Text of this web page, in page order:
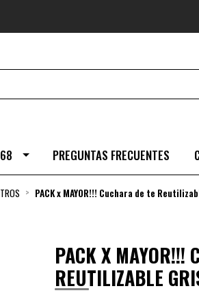
PREGUNTAS FRECUENTES
PACK x MAYOR!!! Cuchara de te
PACK X MAYOR!!!
REUTILIZABLE